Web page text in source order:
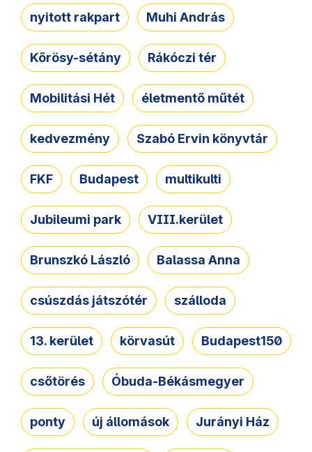
nyitott rakpart Muhi András
Kőrösy-sétány Rákóczi tér
Mobilitási Hét életmentő műtét
kedvezmény Szabó Ervin könyvtár
FKF Budapest multikulti
Jubileumi park VIII.kerület
Brunszkó László Balassa Anna
csúszdás játszótér szálloda
13. kerület körvasút Budapest150
csőtörés Óbuda-Békásmegyer
ponty új állomások Jurányi Ház